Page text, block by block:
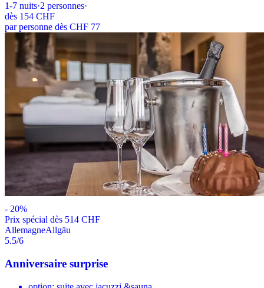
1-7 nuits·2 personnes·
dès 154 CHF
par personne dès CHF 77
- 20%
Prix ​​spécial dès 514 CHF
AllemagneAllgäu
5.5/6
Anniversaire surprise